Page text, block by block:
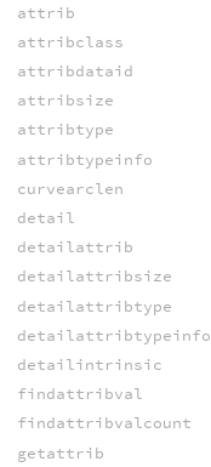
attrib
attribclass
attribdataid
attribsize
attribtype
attribtypeinfo
curvearclen
detail
detailattrib
detailattribsize
detailattribtype
detailattribtypeinfo
detailintrinsic
findattribval
findattribvalcount
getattrib